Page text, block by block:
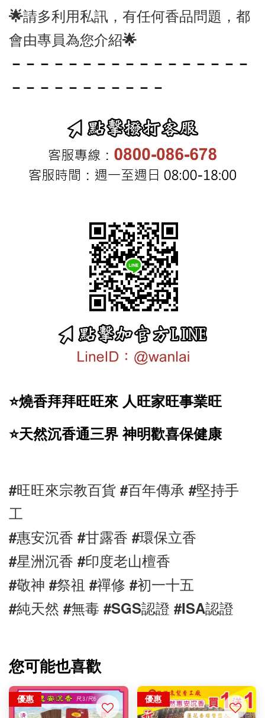
🌟請多利用私訊，有任何香品問題，都
會由專員為您介紹🌟
－－－－－－－－－－－－－－－－－
－－－－－－－－－－－
⭐️燒香拜拜旺旺來 人旺家旺事業旺
⭐️天然沉香通三界 神明歡喜保健康
#旺旺來宗教百貨 #百年傳承 #堅持手
工
#惠安沉香 #甘露香 #環保立香
#星洲沉香 #印度老山檀香
#敬神 #祭祖 #禪修 #初一十五
#純天然 #無毒 #SGS認證 #ISA認證
您可能也喜歡
優惠 優惠